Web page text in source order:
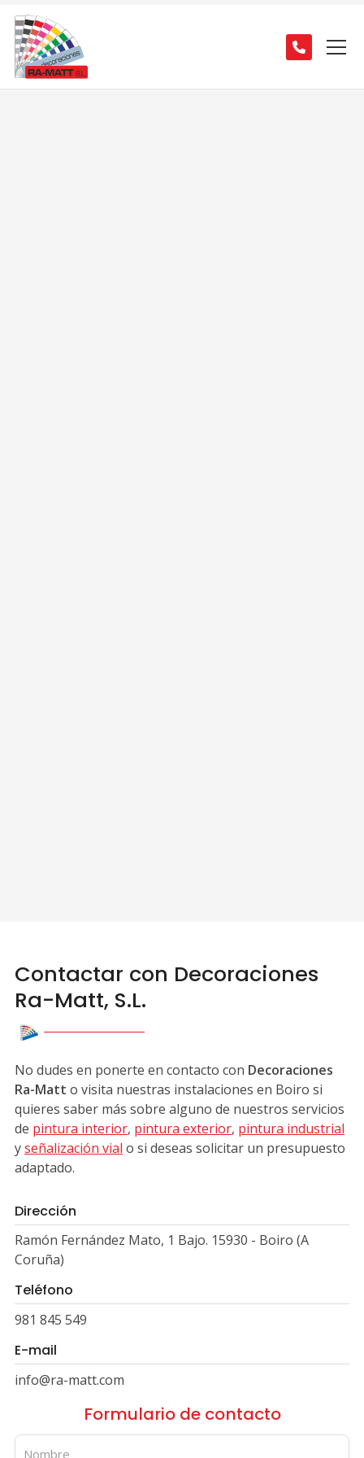
Contactar con Decoraciones
Ra-Matt, S.L.
No dudes en ponerte en contacto con Decoraciones
Ra-Matt o visita nuestras instalaciones en Boiro si
quieres saber más sobre alguno de nuestros servicios
de pintura interior, pintura exterior, pintura industrial
yseñalización vial o si deseas solicitar un presupuesto
adaptado.
Dirección
Ramón Fernández Mato, 1 Bajo. 15930 - Boiro (A
Coruña)
Teléfono
981 845 549
E-mail
info@ra-matt.com
Formulario de contacto